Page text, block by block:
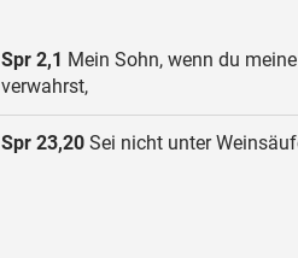
Spr 2,1 Mein Sohn, wenn du
verwahrst,
Spr 23,20 Sei nicht unter